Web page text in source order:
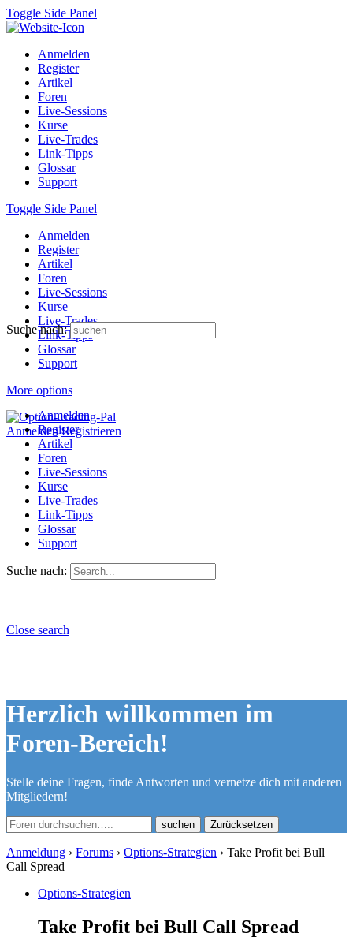
Toggle Side Panel
Anmelden
Register
Artikel
Foren
Live-Sessions
Kurse
Live-Trades
Link-Tipps
Glossar
Support
Toggle Side Panel
Anmelden
Register
Artikel
Foren
Live-Sessions
Kurse
Live-Trades
Link-Tipps
Glossar
Support
More options
Anmelden Registrieren
Suche nach:
Anmelden
Register
Artikel
Foren
Live-Sessions
Kurse
Live-Trades
Link-Tipps
Glossar
Support
Suche nach:
Close search
Herzlich willkommen im
Foren-Bereich!
Stelle deine Fragen, finde Antworten und vernetze dich mit anderen
Mitgliedern!
Zurücksetzen
Anmeldung › Forums › Options-Strategien › Take Profit bei Bull
Call Spread
Options-Strategien
Take Profit bei Bull Call Spread